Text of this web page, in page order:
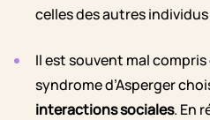
celles des autres
Il est souvent mal
syndrome d’Asperger
interactions sociales. En